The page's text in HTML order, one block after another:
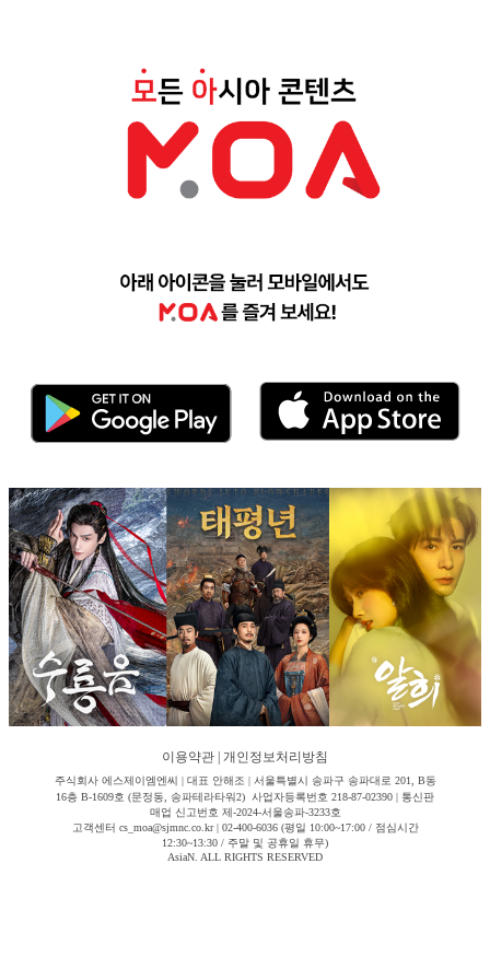
이용약관 개인정보처리방침
주식회사 에스제이엠엔씨 | 대표 안해조 | 서울특별시 송파구 송파대로 201, B동
16층 B-1609호 (문정동, 송파테라타워2) 사업자등록번호 218-87-02390 | 통신판
매업 신고번호 제-2024-서울송파-3233호
고객센터 cs_moa@sjmnc.co.kr | 02-400-6036 (평일 10:00~17:00 / 점심시간
12:30~13:30 / 주말 및 공휴일 휴무)
AsiaN. ALL RIGHTS RESERVED